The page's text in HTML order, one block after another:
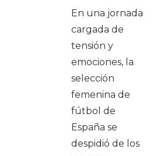
En una jornada
cargada de
tensión y
emociones, la
selección
femenina de
fútbol de
España se
despidió de los